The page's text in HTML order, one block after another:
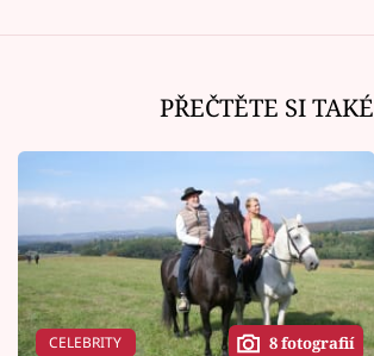
PŘEČTĚTE SI TAKÉ
CELEBRITY 8 fotografií